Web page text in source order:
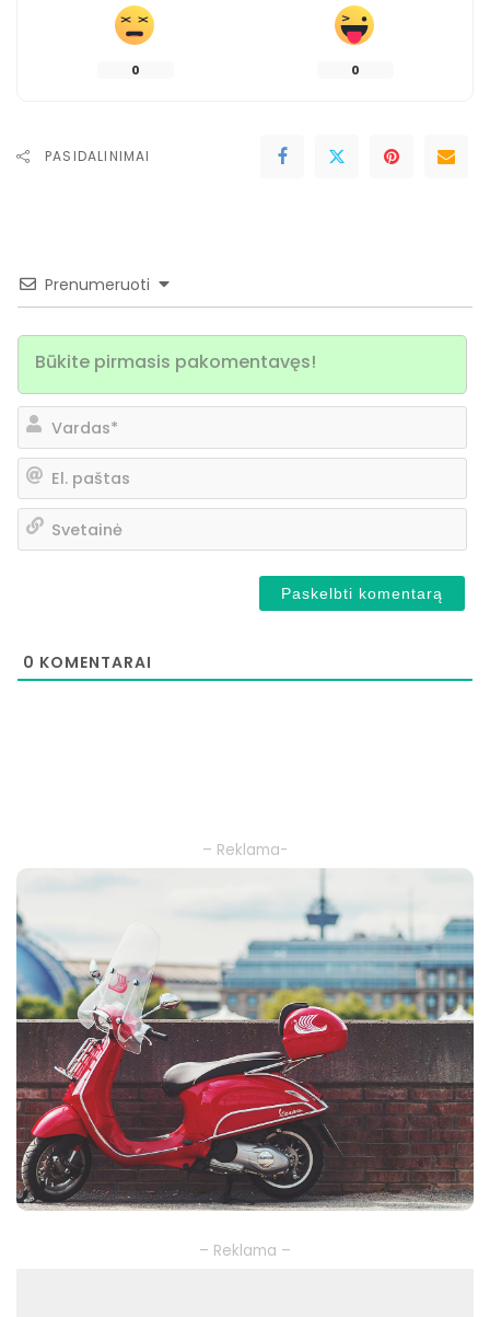
0 0
PASIDALINIMAI
Prenumeruoti
0 KOMENTARAI
– Reklama-
– Reklama –